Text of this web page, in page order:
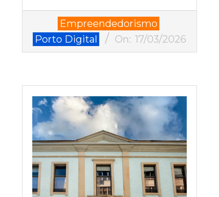
03-
17
Empreendedorismo
Porto Digital
On: 17/03/2026